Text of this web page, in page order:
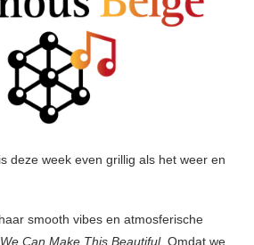
deze week even grillig als het weer en
smooth vibes en atmosferische
We Can Make This Beautiful. Omdat we